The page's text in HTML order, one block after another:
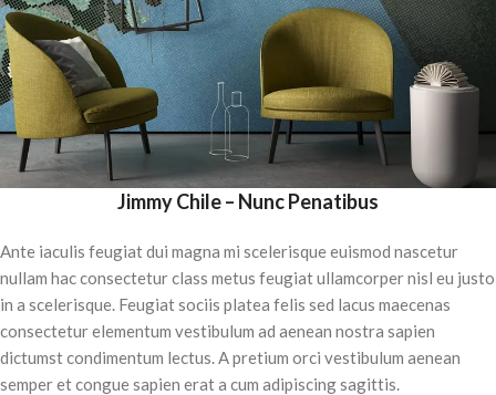
Jimmy Chile – Nunc Penatibus
Ante iaculis feugiat dui magna mi scelerisque euismod nascetur
nullam hac consectetur class metus feugiat ullamcorper nisl eu justo
in a scelerisque. Feugiat sociis platea felis sed lacus maecenas
consectetur elementum vestibulum ad aenean nostra sapien
dictumst condimentum lectus. A pretium orci vestibulum aenean
semper et congue sapien erat a cum adipiscing sagittis.